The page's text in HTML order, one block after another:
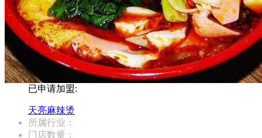
已申请加盟:
天亮麻辣烫
所属行业：
门店数量：